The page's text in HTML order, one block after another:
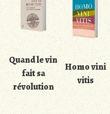
Quand le vin
fait sa
révolution
Homo vini
vitis